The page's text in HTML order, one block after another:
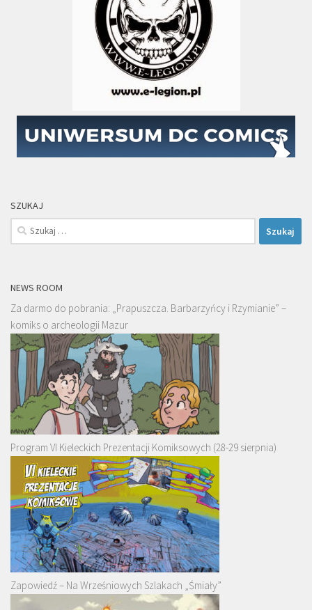
SZUKAJ
Szukaj:
NEWS ROOM
Za darmo do pobrania: „Prapuszcza. Barbarzyńcy i Rzymianie” –
komiks o archeologii Mazur
Program VI Kieleckich Prezentacji Komiksowych (28-29 sierpnia)
Zapowiedź – Na Wrześniowych Szlakach „Śmiały”